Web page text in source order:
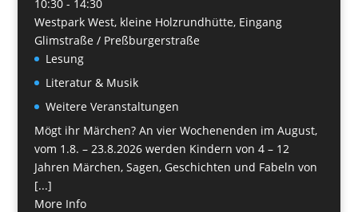
10:30 - 14:30
Westpark West, kleine Holzrundhütte, Eingang
Glimstraße / Preßburgerstraße
Lesung
Literatur & Musik
Weitere Veranstaltungen
Mögt ihr Märchen? An vier Wochenenden im August,
vom 1.8. – 23.8.2026 werden Kindern von 4 – 12
Jahren Märchen, Sagen, Geschichten und Fabeln von
[...]
More Info